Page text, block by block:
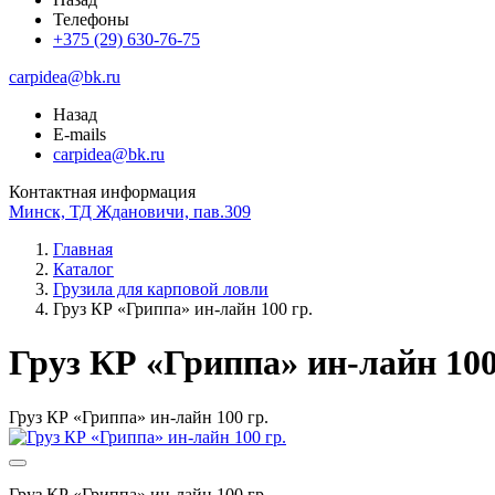
Телефоны
+375 (29) 630-76-75
carpidea@bk.ru
Назад
E-mails
carpidea@bk.ru
Контактная информация
Минск, ТД Ждановичи, пав.309
Главная
Каталог
Грузила для карповой ловли
Груз КР «Гриппа» ин-лайн 100 гр.
Груз КР «Гриппа» ин-лайн
Груз КР «Гриппа» ин-лайн 100 гр.